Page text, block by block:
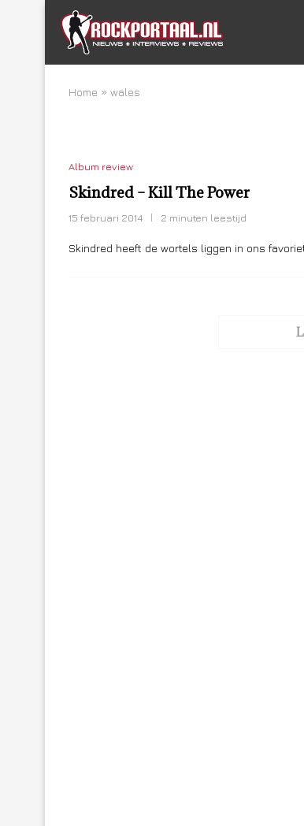
Home » wales
Album review
Skindred – Kill The Power
15 februari 2014 2 minuten leestijd
Skindred heeft de wortels liggen in ons